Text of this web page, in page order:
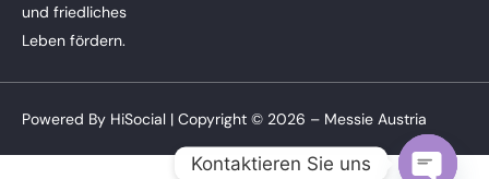
und friedliches
Leben fördern.
Powered By HiSocial | Copyright © 2026 – Messie Austria
Kontaktieren Sie uns